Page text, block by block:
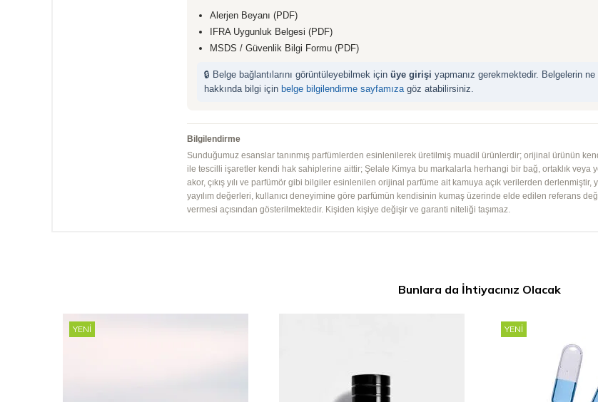
Alerjen Beyanı (PDF)
IFRA Uygunluk Belgesi (PDF)
MSDS / Güvenlik Bilgi Formu (PDF)
🔒 Belge bağlantılarını görüntüleyebilmek için üye girişi yapmanız gerekmektedir. Belgelerin
hakkında bilgi için belge bilgilendirme sayfamıza göz atabilirsiniz.
Bilgilendirme
Sunduğumuz esanslar tanınmış parfümlerden esinlenilerek üretilmiş muadil ürünlerdir; orijinal ürünün
ile tescilli işaretler kendi hak sahiplerine aittir; Şelale Kimya bu markalarla herhangi bir bağ, ortaklık veya
akor, çıkış yılı ve parfümör gibi bilgiler esinlenilen orijinal parfüme ait kamuya açık verilerden derlenmiştir,
yayılım değerleri, kullanıcı deneyimine göre parfümün kendisinin kumaş üzerinde elde edilen referans
vermesi açısından gösterilmektedir. Kişiden kişiye değişir ve garanti niteliği taşımaz.
Bunlara da İhtiyacınız Olacak
YENI YENI